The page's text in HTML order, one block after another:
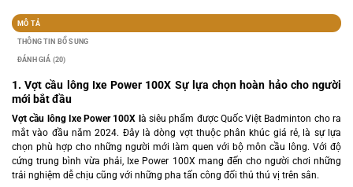
MÔ TẢ
THÔNG TIN BỔ SUNG
ĐÁNH GIÁ (20)
1. Vợt cầu lông Ixe Power 100X Sự lựa chọn hoàn hảo cho người
mới bắt đầu
Vợt cầu lông Ixe Power 100X là siêu phẩm được Quốc Việt Badminton cho ra
mắt vào đầu năm 2024. Đây là dòng vợt thuộc phân khúc giá rẻ, là sự lựa
chọn phù hợp cho những người mới làm quen với bộ môn cầu lông. Với độ
cứng trung bình vừa phải, Ixe Power 100X mang đến cho người chơi những
trải nghiệm dễ chịu cũng với những pha tấn công đối thủ thú vị trên sân.